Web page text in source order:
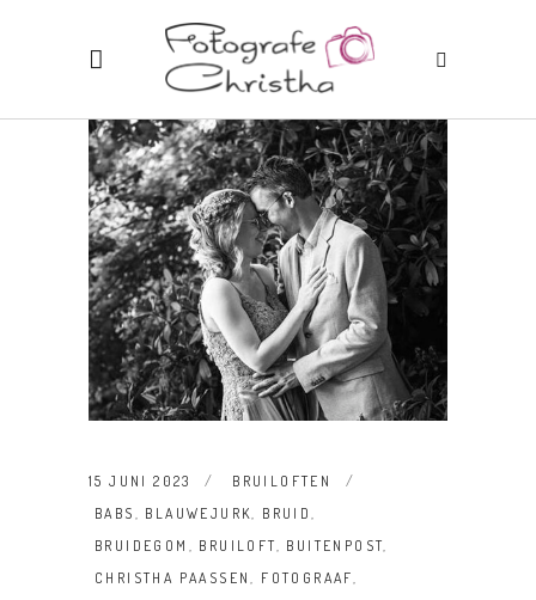
15 JUNI 2023
BRUILOFTEN
BABS , BLAUWEJURK, BRUID,
BRUIDEGOM , BRUILOFT, BUITENPOST,
CHRISTHA PAASSEN, FOTOGRAAF,